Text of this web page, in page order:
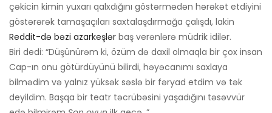
çəkicin kimin yuxarı qalxdığını göstərmədən hərəkət etdiyini
göstərərək tamaşaçıları saxtalaşdırmağa çalışdı, lakin
Reddit-də bəzi azarkeşlər baş verənlərə müdrik idilər.
Biri dedi: “Düşünürəm ki, özüm də daxil olmaqla bir çox insan
Cap-ın onu götürdüyünü bilirdi, həyəcanımı saxlaya
bilmədim və yalnız yüksək səslə bir fəryad etdim və tək
deyildim. Başqa bir teatr təcrübəsini yaşadığını təsəvvür